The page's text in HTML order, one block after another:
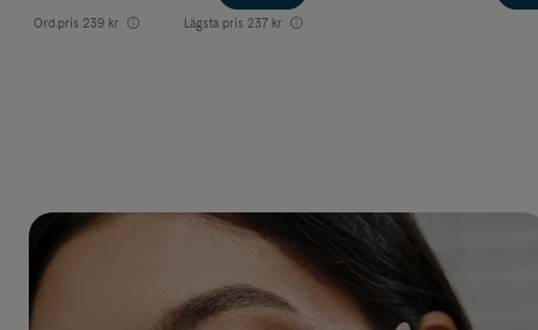
Ord.pris 239 kr Lägsta pris 237 kr